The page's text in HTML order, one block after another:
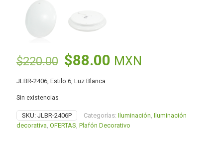
$220.00 El
precio
original
$220.00.
$88.00 El
$88.00.
MXN
JLBR-2406, Estilo 6, Luz Blanca
Sin existencias
SKU: JLBR-2406P Categorías: Iluminación Iluminación
decorativa OFERTAS Plafón Decorativo